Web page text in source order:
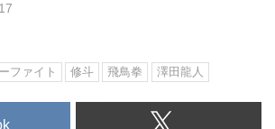
ファイト 修斗 飛鳥拳 澤田龍人